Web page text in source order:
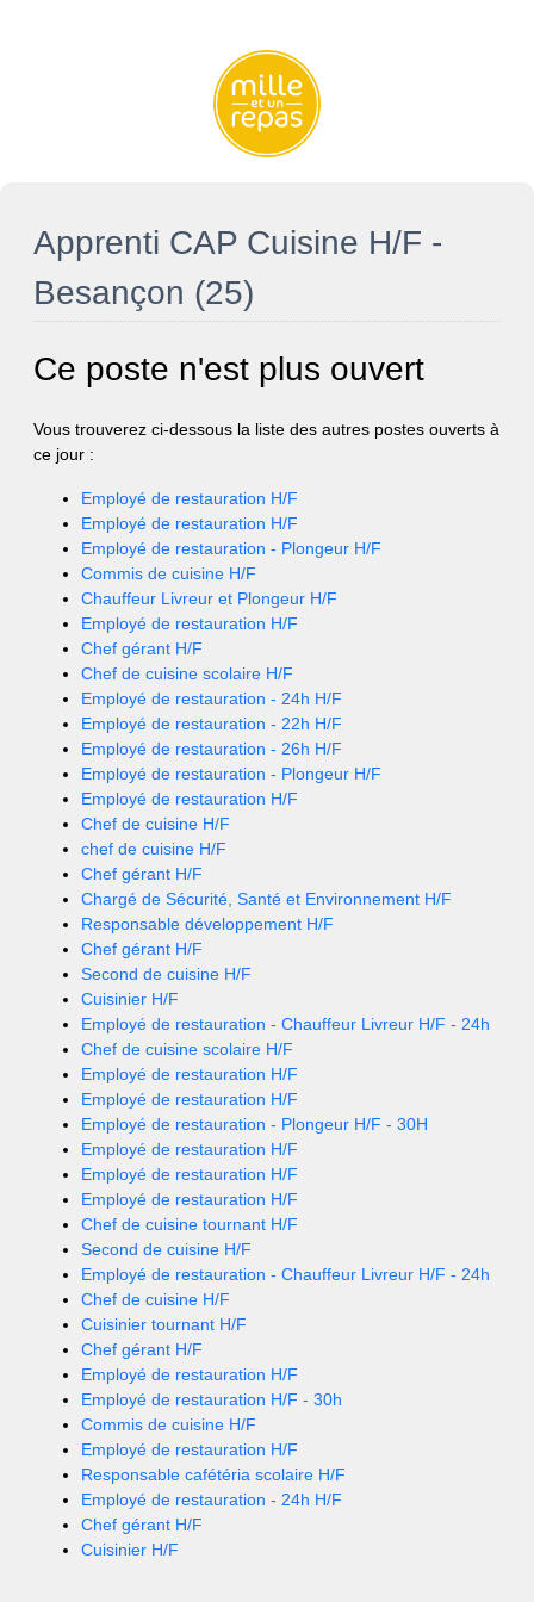
Apprenti CAP Cuisine H/F -
Besançon (25)
Ce poste n'est plus ouvert
Vous trouverez ci-dessous la liste des autres postes ouverts à
ce jour :
Employé de restauration H/F
Employé de restauration H/F
Employé de restauration - Plongeur H/F
Commis de cuisine H/F
Chauffeur Livreur et Plongeur H/F
Employé de restauration H/F
Chef gérant H/F
Chef de cuisine scolaire H/F
Employé de restauration - 24h H/F
Employé de restauration - 22h H/F
Employé de restauration - 26h H/F
Employé de restauration - Plongeur H/F
Employé de restauration H/F
Chef de cuisine H/F
chef de cuisine H/F
Chef gérant H/F
Chargé de Sécurité, Santé et Environnement H/F
Responsable développement H/F
Chef gérant H/F
Second de cuisine H/F
Cuisinier H/F
Employé de restauration - Chauffeur Livreur H/F - 24h
Chef de cuisine scolaire H/F
Employé de restauration H/F
Employé de restauration H/F
Employé de restauration - Plongeur H/F - 30H
Employé de restauration H/F
Employé de restauration H/F
Employé de restauration H/F
Chef de cuisine tournant H/F
Second de cuisine H/F
Employé de restauration - Chauffeur Livreur H/F - 24h
Chef de cuisine H/F
Cuisinier tournant H/F
Chef gérant H/F
Employé de restauration H/F
Employé de restauration H/F - 30h
Commis de cuisine H/F
Employé de restauration H/F
Responsable cafétéria scolaire H/F
Employé de restauration - 24h H/F
Chef gérant H/F
Cuisinier H/F